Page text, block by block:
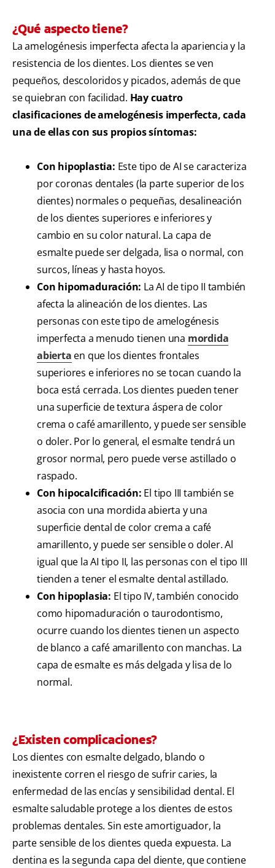
¿Qué aspecto tiene?
La amelogénesis imperfecta afecta la apariencia y la
resistencia de los dientes. Los dientes se ven
pequeños, descoloridos y picados, además de que
se quiebran con facilidad. Hay cuatro
clasificaciones de amelogénesis imperfecta, cada
una de ellas con sus propios síntomas:
Con hipoplastia: Este tipo de AI se caracteriza
por coronas dentales (la parte superior de los
dientes) normales o pequeñas, desalineación
de los dientes superiores e inferiores y
cambio en su color natural. La capa de
esmalte puede ser delgada, lisa o normal, con
surcos, líneas y hasta hoyos.
Con hipomaduración: La AI de tipo II también
afecta la alineación de los dientes. Las
personas con este tipo de amelogénesis
imperfecta a menudo tienen una mordida
abierta en que los dientes frontales
superiores e inferiores no se tocan cuando la
boca está cerrada. Los dientes pueden tener
una superficie de textura áspera de color
crema o café amarillento, y puede ser sensible
o doler. Por lo general, el esmalte tendrá un
grosor normal, pero puede verse astillado o
raspado.
Con hipocalcificación: El tipo III también se
asocia con una mordida abierta y una
superficie dental de color crema a café
amarillento, y puede ser sensible o doler. Al
igual que la AI tipo II, las personas con el tipo III
tienden a tener el esmalte dental astillado.
Con hipoplasia: El tipo IV, también conocido
como hipomaduración o taurodontismo,
ocurre cuando los dientes tienen un aspecto
de blanco a café amarillento con manchas. La
capa de esmalte es más delgada y lisa de lo
normal.
¿Existen complicaciones?
Los dientes con esmalte delgado, blando o
inexistente corren el riesgo de sufrir caries, la
enfermedad de las encías y sensibilidad dental. El
esmalte saludable protege a los dientes de estos
problemas dentales. Sin este amortiguador, la
parte sensible de los dientes queda expuesta. La
dentina es la segunda capa del diente, que contiene